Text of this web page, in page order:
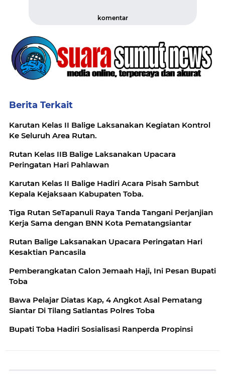
komentar
Berita Terkait
Karutan Kelas II Balige Laksanakan Kegiatan Kontrol
Ke Seluruh Area Rutan.
Rutan Kelas IIB Balige Laksanakan Upacara
Peringatan Hari Pahlawan
Karutan Kelas II Balige Hadiri Acara Pisah Sambut
Kepala Kejaksaan Kabupaten Toba.
Tiga Rutan SeTapanuli Raya Tanda Tangani Perjanjian
Kerja Sama dengan BNN Kota Pematangsiantar
Rutan Balige Laksanakan Upacara Peringatan Hari
Kesaktian Pancasila
Pemberangkatan Calon Jemaah Haji, Ini Pesan Bupati
Toba
Bawa Pelajar Diatas Kap, 4 Angkot Asal Pematang
Siantar Di Tilang Satlantas Polres Toba
Bupati Toba Hadiri Sosialisasi Ranperda Propinsi